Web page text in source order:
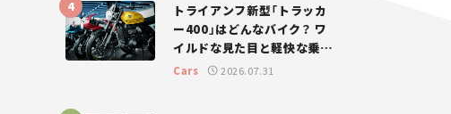
トライアンフ新型「トラッカ
ー400」はどんなバイク？ ワ
イルドな見た目と軽快な乗り
味を両立した400ccフラット
Cars 2026.07.31